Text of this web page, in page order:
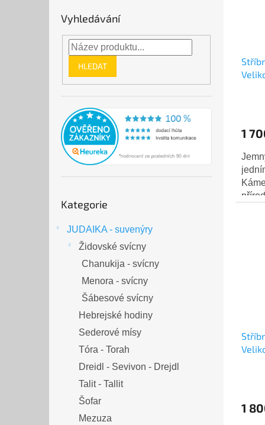
Vyhledávání
HLEDAT
kategorie
Kategorie
JUDAIKA - suvenýry
Židovské svícny
Chanukija - svícny
Menora - svícny
Šábesové svícny
Hebrejské hodiny
Sederové mísy
Tóra - Torah
Dreidl - Sevivon - Drejdl
Talit - Tallit
Šofar
Mezuza
1
mm
1